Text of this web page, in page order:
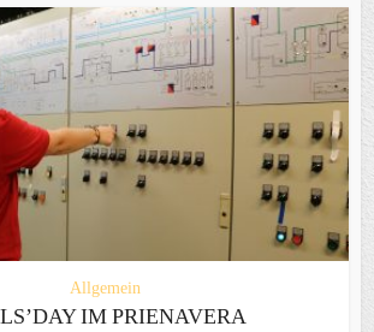
Allgemein
IM PRIENAVERA